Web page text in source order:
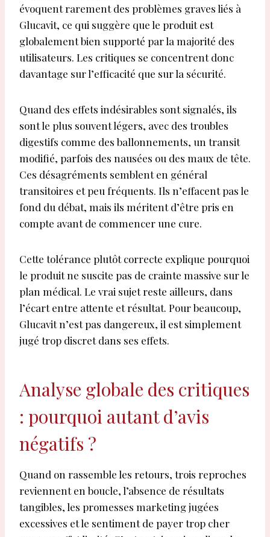
évoquent rarement des problèmes graves liés à
Glucavit, ce qui suggère que le produit est
globalement bien supporté par la majorité des
utilisateurs. Les critiques se concentrent donc
davantage sur l’efficacité que sur la sécurité.
Quand des effets indésirables sont signalés, ils
sont le plus souvent légers, avec des troubles
digestifs comme des ballonnements, un transit
modifié, parfois des nausées ou des maux de tête.
Ces désagréments semblent en général
transitoires et peu fréquents. Ils n’effacent pas le
fond du débat, mais ils méritent d’être pris en
compte avant de commencer une cure.
Cette tolérance plutôt correcte explique pourquoi
le produit ne suscite pas de crainte massive sur le
plan médical. Le vrai sujet reste ailleurs, dans
l’écart entre attente et résultat. Pour beaucoup,
Glucavit n’est pas dangereux, il est simplement
jugé trop discret dans ses effets.
Analyse globale des critiques
: pourquoi autant d’avis
négatifs ?
Quand on rassemble les retours, trois reproches
reviennent en boucle, l’absence de résultats
tangibles, les promesses marketing jugées
excessives et le sentiment de payer trop cher